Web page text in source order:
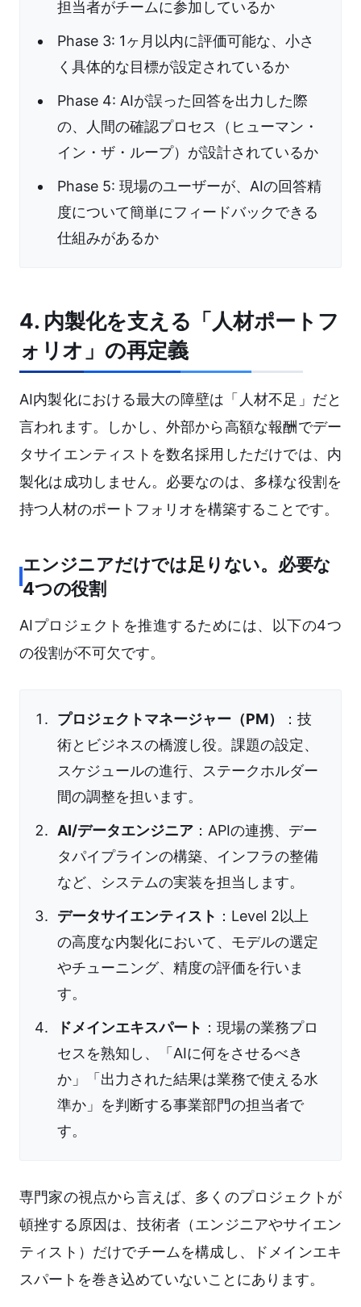
担当者がチームに参加しているか
Phase 3: 1ヶ月以内に評価可能な、小さ
く具体的な目標が設定されているか
Phase 4: AIが誤った回答を出力した際
の、人間の確認プロセス（ヒューマン・
イン・ザ・ループ）が設計されているか
Phase 5: 現場のユーザーが、AIの回答精
度について簡単にフィードバックできる
仕組みがあるか
4. 内製化を支える「人材ポートフ
ォリオ」の再定義
AI内製化における最大の障壁は「人材不足」だと
言われます。しかし、外部から高額な報酬でデー
タサイエンティストを数名採用しただけでは、内
製化は成功しません。必要なのは、多様な役割を
持つ人材のポートフォリオを構築することです。
エンジニアだけでは足りない。必要な
4つの役割
AIプロジェクトを推進するためには、以下の4つ
の役割が不可欠です。
プロジェクトマネージャー（PM）
：技
術とビジネスの橋渡し役。課題の設定、
スケジュールの進行、ステークホルダー
間の調整を担います。
AI/データエンジニア ：APIの連携、デー
タパイプラインの構築、インフラの整備
など、システムの実装を担当します。
データサイエンティスト ：Level 2以上
の高度な内製化において、モデルの選定
やチューニング、精度の評価を行いま
す。
ドメインエキスパート ：現場の業務プロ
セスを熟知し、「AIに何をさせるべき
か」「出力された結果は業務で使える水
準か」を判断する事業部門の担当者で
す。
専門家の視点から言えば、多くのプロジェクトが
頓挫する原因は、技術者（エンジニアやサイエン
ティスト）だけでチームを構成し、ドメインエキ
スパートを巻き込めていないことにあります。